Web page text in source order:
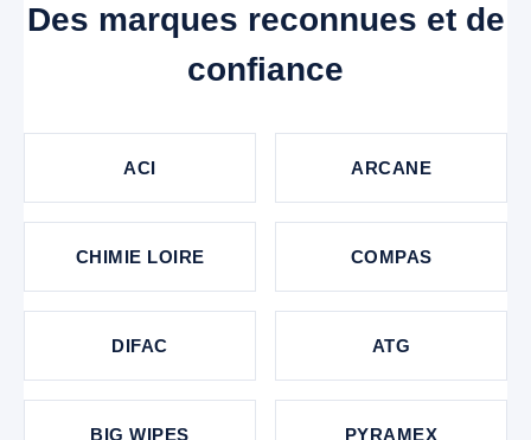
Des marques reconnues et de
confiance
ACI ARCANE
CHIMIE LOIRE COMPAS
DIFAC ATG
BIG WIPES PYRAMEX